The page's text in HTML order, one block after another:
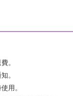
。
。
用。